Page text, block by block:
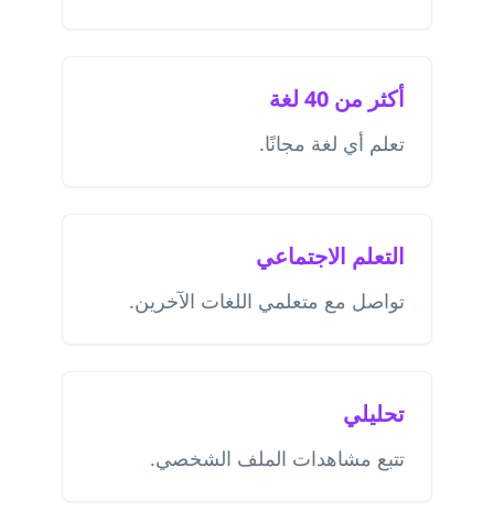
أكثر من 40 لغة
تعلم أي لغة مجانًا.
التعلم الاجتماعي
تواصل مع متعلمي اللغات الآخرين.
تحليلي
تتبع مشاهدات الملف الشخصي.